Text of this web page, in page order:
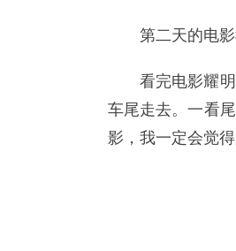
第二天的电影
看完电影耀
车尾走去。一看
影，我一定会觉